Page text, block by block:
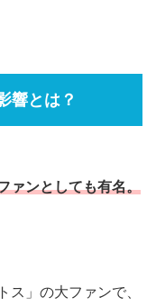
響とは？
ァンとしても有名。
ス」の大ファンで、